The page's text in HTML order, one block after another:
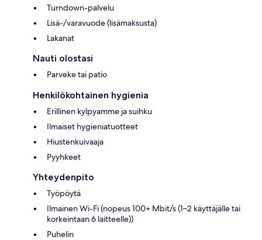
Turndown-palvelu
Lisä-/varavuode (lisämaksusta)
Lakanat
Nauti olostasi
Parveke tai patio
Henkilökohtainen hygienia
Erillinen kylpyamme ja suihku
Ilmaiset hygieniatuotteet
Hiustenkuivaaja
Pyyhkeet
Yhteydenpito
Työpöytä
Ilmainen Wi-Fi (nopeus 100+ Mbit/s (1–2 käyttäjälle tai
korkeintaan 6 laitteelle))
Puhelin